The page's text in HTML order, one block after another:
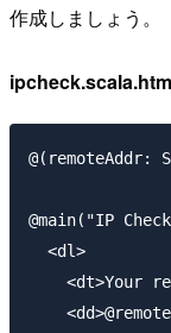
作成しましょう。
@main("IP
  <dl>
<dt>Your